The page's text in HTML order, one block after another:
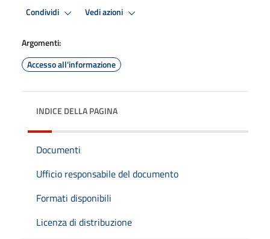
Condividi Vedi azioni
Argomenti:
Accesso all'informazione
INDICE DELLA PAGINA
Documenti
Ufficio responsabile del documento
Formati disponibili
Licenza di distribuzione